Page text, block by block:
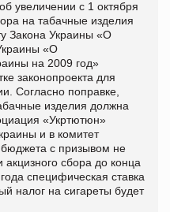
увеличении с 1 октября
на табачные изделия
Закона Украины «О
«О
на 2009 год»
законопроекта для
Согласно поправке,
изделия должна
«Укртютюн»
и в комитет
с призывом не
сбора до конца
специфическая ставка
налог на сигареты будет